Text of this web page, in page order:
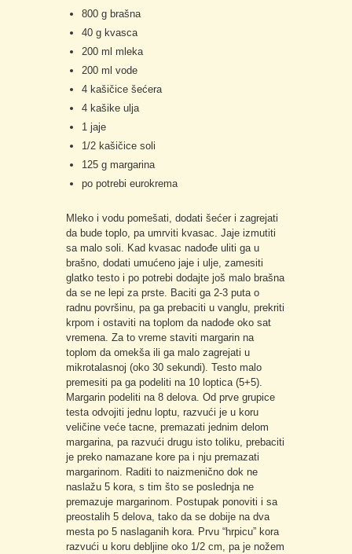
800 g brašna
40 g kvasca
200 ml mleka
200 ml vode
4 kašičice šećera
4 kašike ulja
1 jaje
1/2 kašičice soli
125 g margarina
po potrebi eurokrema
Mleko i vodu pomešati, dodati šećer i zagrejati
da bude toplo, pa umrviti kvasac. Jaje izmutiti
sa malo soli. Kad kvasac nadođe uliti ga u
brašno, dodati umućeno jaje i ulje, zamesiti
glatko testo i po potrebi dodajte još malo brašna
da se ne lepi za prste. Baciti ga 2-3 puta o
radnu površinu, pa ga prebaciti u vanglu, prekriti
krpom i ostaviti na toplom da nadođe oko sat
vremena. Za to vreme staviti margarin na
toplom da omekša ili ga malo zagrejati u
mikrotalasnoj (oko 30 sekundi). Testo malo
premesiti pa ga podeliti na 10 loptica (5+5).
Margarin podeliti na 8 delova. Od prve grupice
testa odvojiti jednu loptu, razvući je u koru
veličine veće tacne, premazati jednim delom
margarina, pa razvući drugu isto toliku, prebaciti
je preko namazane kore pa i nju premazati
margarinom. Raditi to naizmenično dok ne
naslažu 5 kora, s tim što se poslednja ne
premazuje margarinom. Postupak ponoviti i sa
preostalih 5 delova, tako da se dobije na dva
mesta po 5 naslaganih kora. Prvu “hrpicu” kora
razvući u koru debljine oko 1/2 cm, pa je nožem